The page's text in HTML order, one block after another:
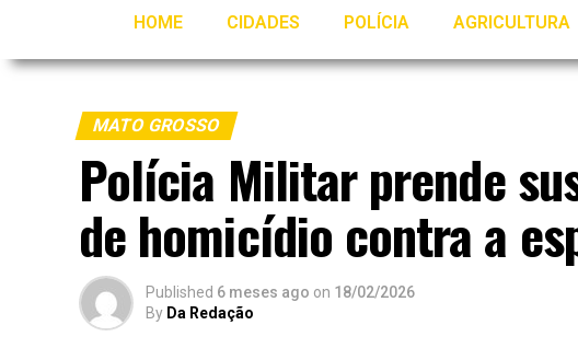
HOME CIDADES POLÍCIA AGRICULTURA
MATO GROSSO
Polícia Militar prende
de homicídio contra a
Published 6 meses ago on 18/02/2026
By Da Redação